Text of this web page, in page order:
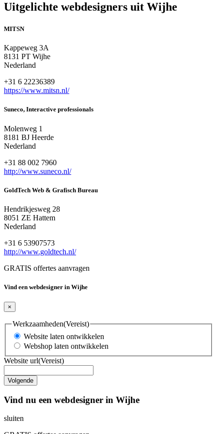
Uitgelichte webdesigners uit Wijhe
MITSN
Kappeweg 3A
8131 PT Wijhe
Nederland
+31 6 22236389
https://www.mitsn.nl/
Suneco, Interactive professionals
Molenweg 1
8181 BJ Heerde
Nederland
+31 88 002 7960
http://www.suneco.nl/
GoldTech Web & Grafisch Bureau
Hendrikjesweg 28
8051 ZE Hattem
Nederland
+31 6 53907573
http://www.goldtech.nl/
GRATIS offertes aanvragen
Vind een webdesigner in Wijhe
×
Werkzaamheden(Vereist)
Website laten ontwikkelen
Webshop laten ontwikkelen
Website url(Vereist)
Vind nu een webdesigner in Wijhe
sluiten